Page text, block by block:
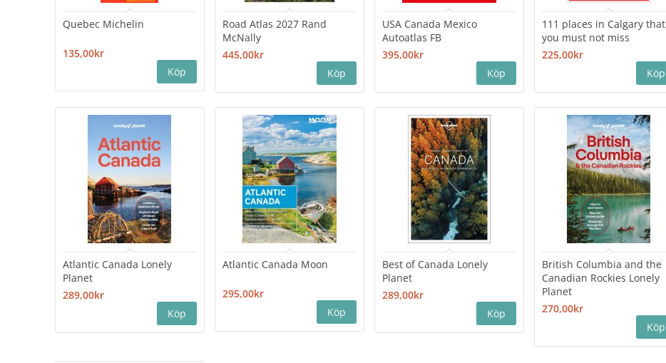
Quebec Michelin
135,00kr
Road Atlas 2027 Rand
McNally
445,00kr
USA Canada Mexico
Autoatlas FB
395,00kr
111 places in Calgary that
you must not miss
225,00kr
Atlantic Canada Lonely
Planet
289,00kr
Atlantic Canada Moon
295,00kr
Best of Canada Lonely
Planet
289,00kr
British Columbia and the
Canadian Rockies Lonely
Planet
270,00kr